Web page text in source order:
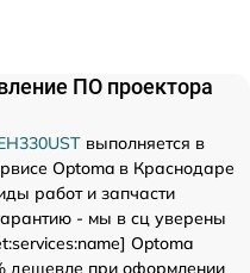
ПО проектора
выполняется в
Optoma в Краснодаре
работ и запчасти
- мы в сц уверены
Optoma
дешевле при оформлении